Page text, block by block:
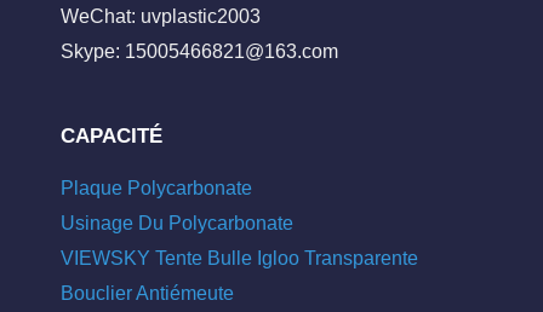
WeChat: uvplastic2003
Skype: 15005466821@163.com
CAPACITÉ
Plaque Polycarbonate
Usinage Du Polycarbonate
VIEWSKY Tente Bulle Igloo Transparente
Bouclier Antiémeute